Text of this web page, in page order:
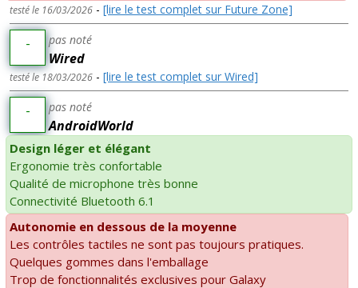
testé le 16/03/2026 - [lire le test complet sur Future Zone]
- pas noté
Wired
testé le 18/03/2026 - [lire le test complet sur Wired]
- pas noté
AndroidWorld
Design léger et élégant
Ergonomie très confortable
Qualité de microphone très bonne
Connectivité Bluetooth 6.1
Autonomie en dessous de la moyenne
Les contrôles tactiles ne sont pas toujours pratiques.
Quelques gommes dans l'emballage
Trop de fonctionnalités exclusives pour Galaxy